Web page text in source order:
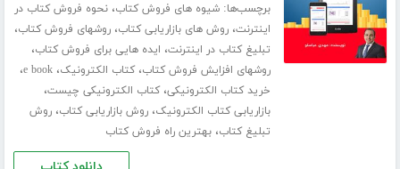
برچسب‌ها:شیوه های فروش کتاب،نحوه فروش کتاب در
اینترنت،روش های بازاریابی کتاب،روشهای فروش کتاب،
تبلیغ کتاب در اینترنت، ایده هایی برای فروش کتاب،
روشهای افزایش فروش کتاب،کتاب الکترونیک،e book،
خرید کتاب الکترونیکی،کتاب الکترونیکی چیست،
بازاریابی کتاب الکترونیک،روش بازاریابی کتاب،روش
تبلیغ کتاب،بهترین راه فروش کتاب